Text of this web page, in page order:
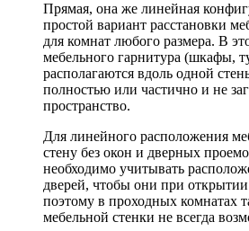
Прямая, она же линейная
простой вариант расстановки
для комнат любого размера. В
мебельного гарнитура (шкафы,
располагаются вдоль одной
полностью или частично и не
пространство.
Для линейного расположения
стену без окон и дверных
необходимо учитывать
дверей, чтобы они при открытии
поэтому в проходных комнатах
мебельной стенки не всегда